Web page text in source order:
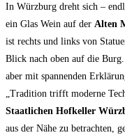
In Würzburg dreht sich –
ein Glas Wein auf der Alten
ist rechts und links von
Blick nach oben auf die
aber mit spannenden
„Tradition trifft moderne
Staatlichen Hofkeller
aus der Nähe zu betrachten,